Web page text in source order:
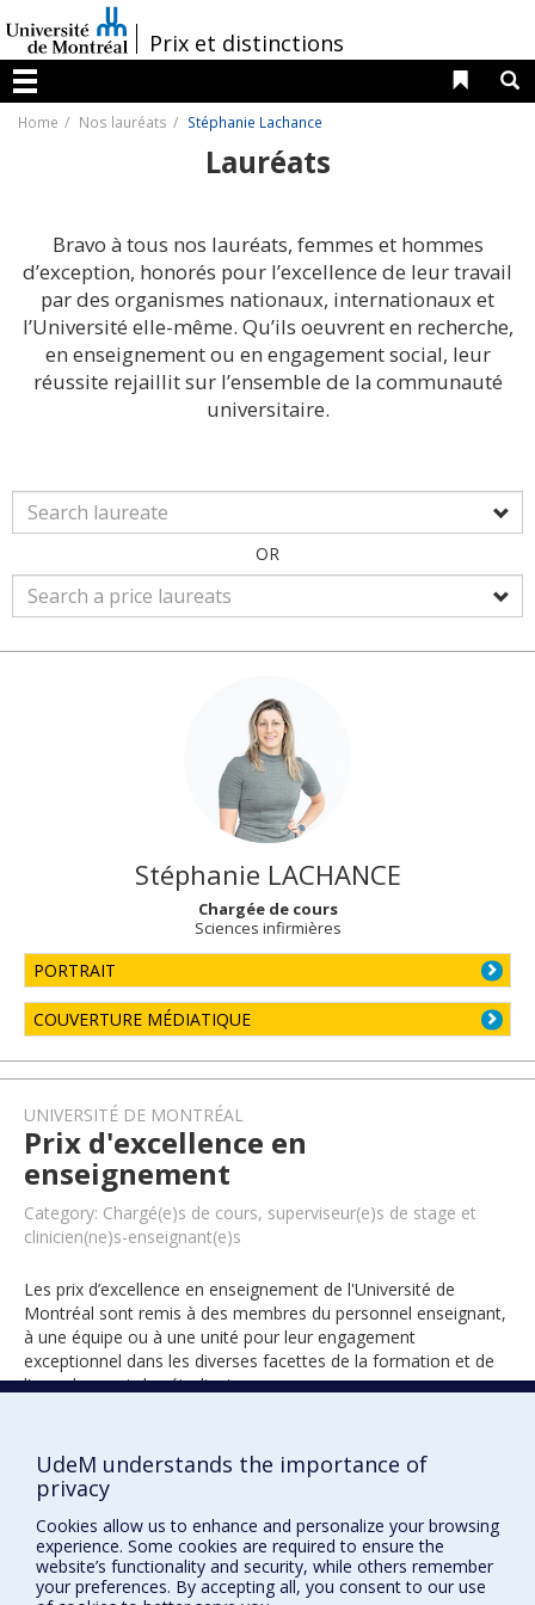
au
contenu
/Prix et distinctions
Menu
Liens
Home Nos lauréats Stéphanie Lachance
Lauréats
Bravo à tous nos lauréats, femmes et hommes
d’exception, honorés pour l’excellence de leur travail
par des organismes nationaux, internationaux et
l’Université elle-même. Qu’ils oeuvrent en recherche,
en enseignement ou en engagement social, leur
réussite rejaillit sur l’ensemble de la communauté
universitaire.
OR
Stéphanie LACHANCE
Chargée de cours
Sciences infirmières
PORTRAIT
COUVERTURE MÉDIATIQUE
UNIVERSITÉ DE MONTRÉAL
Prix d'excellence en
enseignement
Category: Chargé(e)s de cours, superviseur(e)s de stage et
clinicien(ne)s-enseignant(e)s
Les prix d’excellence en enseignement de l'Université de
Montréal sont remis à des membres du personnel enseignant,
à une équipe ou à une unité pour leur engagement
exceptionnel dans les diverses facettes de la formation et de
l’encadrement des étudiants.
UdeM understands the importance of
privacy
Cookies allow us to enhance and personalize your browsing
experience. Some cookies are required to ensure the
website’s functionality and security, while others remember
your preferences. By accepting all, you consent to our use